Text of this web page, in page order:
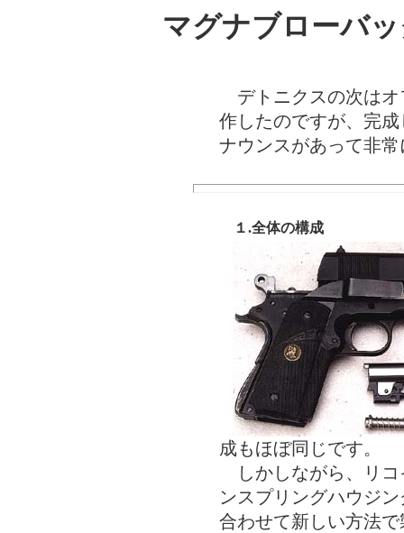
マグナブローバ
デトニクスの次はオ
作したのですが、完
ナウンスがあって非
１.全体の構成
成もほぼ同じです。
しかしながら、リコ
ンスプリングハウジ
合わせて新しい方法